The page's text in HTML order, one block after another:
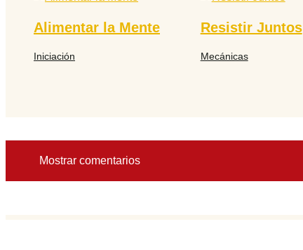
Alimentar la Mente
Iniciación
Resistir Juntos
Mecánicas
Mostrar comentarios